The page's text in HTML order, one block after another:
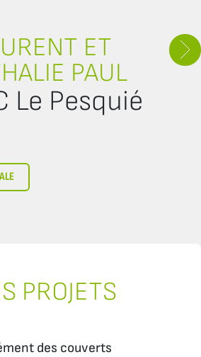
ET
PAUL
Le Pesquié
PROJETS
des couverts